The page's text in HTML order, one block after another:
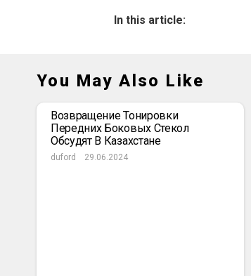
In this article:
You May Also Like
Возвращение Тонировки
Передних Боковых Стекол
Обсудят В Казахстане
duford 29.06.2024